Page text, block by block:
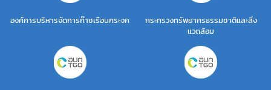
องค์การบริหารจัดการก๊าซเรือนกระจก
กระทรวงทรัพยากรธรรมชาติและสิ่ง
แวดล้อม